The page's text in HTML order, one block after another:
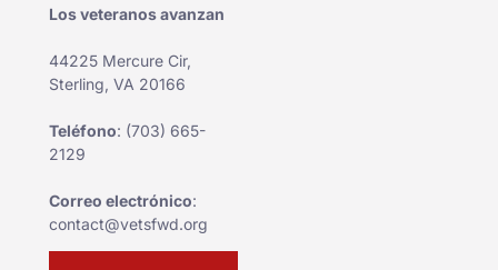
Los veteranos avanzan
44225 Mercure Cir,
Sterling, VA 20166
Teléfono: (703) 665-
2129
Correo electrónico:
contact@vetsfwd.org